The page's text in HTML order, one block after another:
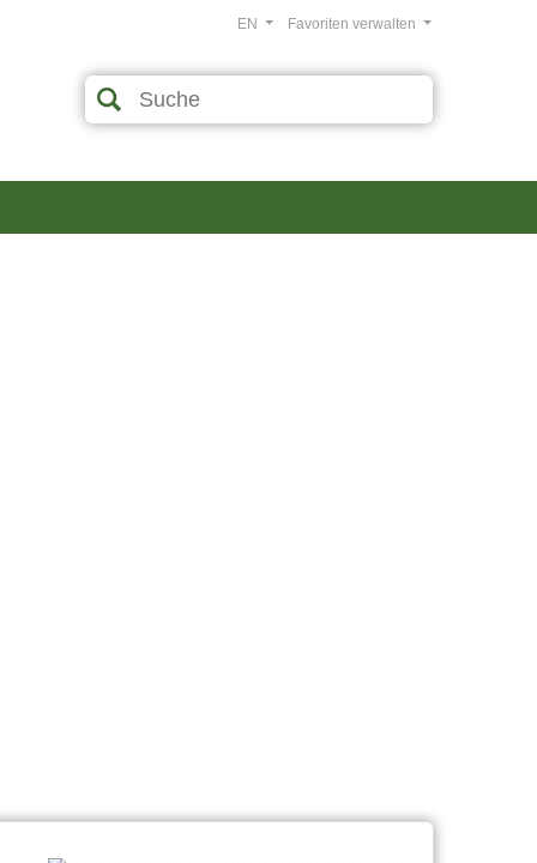
Favoriten verwalten
EN